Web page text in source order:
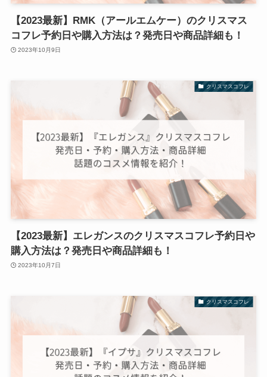
【2023最新】RMK（アールエムケー）のクリスマス
コフレ予約日や購入方法は？発売日や商品詳細も！
2023年10月9日
クリスマスコフレ
【2023最新】エレガンスのクリスマスコフレ予約日や
購入方法は？発売日や商品詳細も！
2023年10月7日
クリスマスコフレ